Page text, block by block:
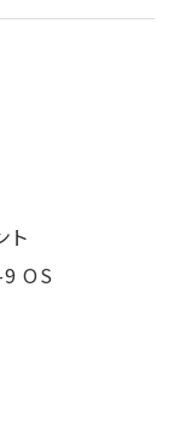
ト
OS